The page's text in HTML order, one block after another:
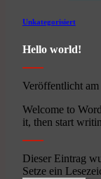
Unkategorisiert
Hello world!
Veröffentlicht am
Welcome to
it, then start
Dieser Eintrag
Setze ein